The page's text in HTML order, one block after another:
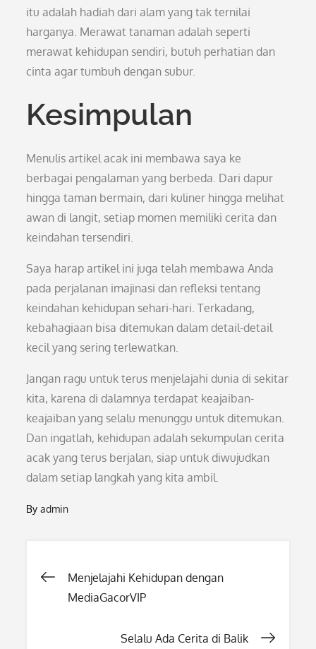
itu adalah hadiah dari alam yang tak ternilai
harganya. Merawat tanaman adalah seperti
merawat kehidupan sendiri, butuh perhatian dan
cinta agar tumbuh dengan subur.
Kesimpulan
Menulis artikel acak ini membawa saya ke
berbagai pengalaman yang berbeda. Dari dapur
hingga taman bermain, dari kuliner hingga melihat
awan di langit, setiap momen memiliki cerita dan
keindahan tersendiri.
Saya harap artikel ini juga telah membawa Anda
pada perjalanan imajinasi dan refleksi tentang
keindahan kehidupan sehari-hari. Terkadang,
kebahagiaan bisa ditemukan dalam detail-detail
kecil yang sering terlewatkan.
Jangan ragu untuk terus menjelajahi dunia di sekitar
kita, karena di dalamnya terdapat keajaiban-
keajaiban yang selalu menunggu untuk ditemukan.
Dan ingatlah, kehidupan adalah sekumpulan cerita
acak yang terus berjalan, siap untuk diwujudkan
dalam setiap langkah yang kita ambil.
Byadmin
Post
Menjelajahi Kehidupan dengan
MediaGacorVIP
Selalu Ada Cerita di Balik